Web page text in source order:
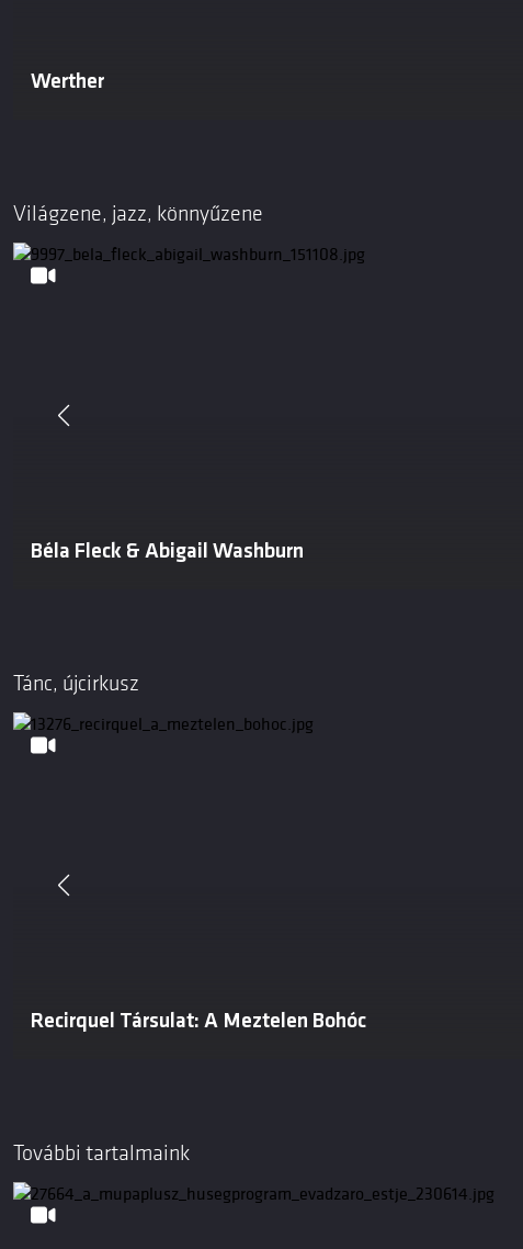
Werther
Világzene, jazz, könnyűzene
Béla Fleck & Abigail Washburn
Tánc, újcirkusz
Recirquel Társulat: A Meztelen Bohóc
További tartalmaink